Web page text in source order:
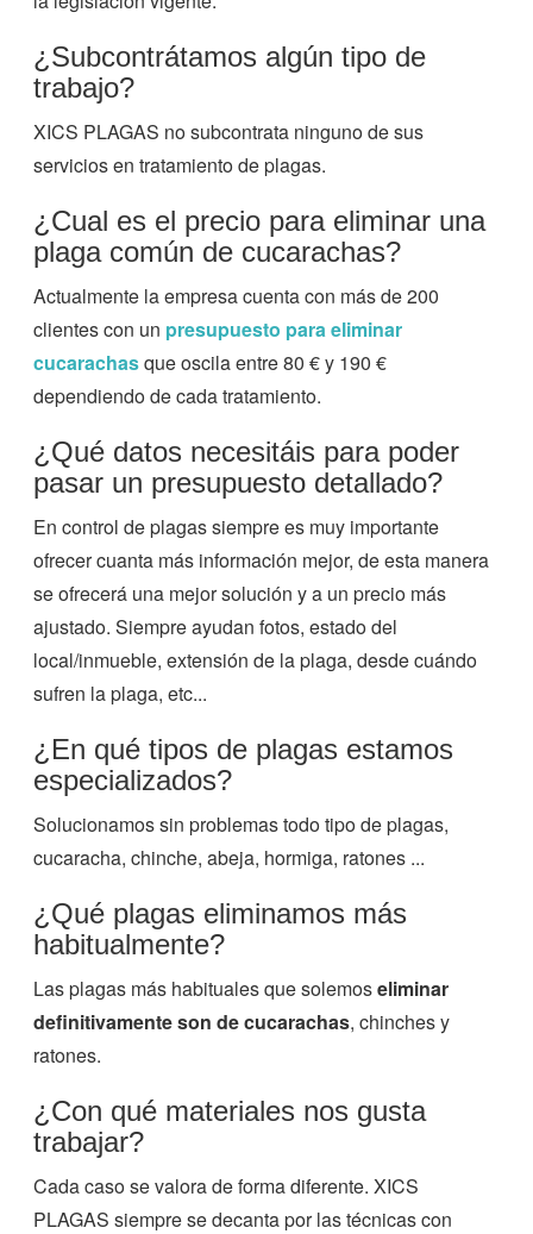
¿Subcontrátamos algún tipo de
trabajo?
XICS PLAGAS no subcontrata ninguno de sus
servicios en tratamiento de plagas.
¿Cual es el precio para eliminar una
plaga común de cucarachas?
Actualmente la empresa cuenta con más de 200
clientes con un presupuesto para eliminar
cucarachasque oscila entre 80 € y 190 €
dependiendo de cada tratamiento.
¿Qué datos necesitáis para poder
pasar un presupuesto detallado?
En control de plagas siempre es muy importante
ofrecer cuanta más información mejor, de esta manera
se ofrecerá una mejor solución y a un precio más
ajustado. Siempre ayudan fotos, estado del
local/inmueble, extensión de la plaga, desde cuándo
sufren la plaga, etc...
¿En qué tipos de plagas estamos
especializados?
Solucionamos sin problemas todo tipo de plagas,
cucaracha, chinche, abeja, hormiga, ratones ...
¿Qué plagas eliminamos más
habitualmente?
Las plagas más habituales que solemoseliminar
definitivamente son de cucarachas, chinches y
ratones.
¿Con qué materiales nos gusta
trabajar?
Cada caso se valora de forma diferente. XICS
PLAGAS siempre se decanta por las técnicas con